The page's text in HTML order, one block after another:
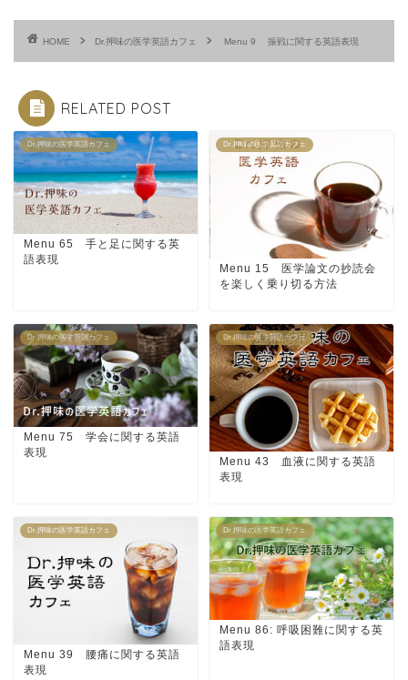
HOME Dr.押味の医学英語カフェ Menu 9 振戦に関する英語表現
RELATED POST
Dr.押味の医学英語カフェ
Menu 65 手と足に関する英
語表現
Dr.押味の医学英語カフェ
Menu 15 医学論文の抄読会
を楽しく乗り切る方法
Dr.押味の医学英語カフェ
Menu 75 学会に関する英語
表現
Dr.押味の医学英語カフェ
Menu 43 血液に関する英語
表現
Dr.押味の医学英語カフェ
Menu 39 腰痛に関する英語
表現
Dr.押味の医学英語カフェ
Menu 86: 呼吸困難に関する英
語表現